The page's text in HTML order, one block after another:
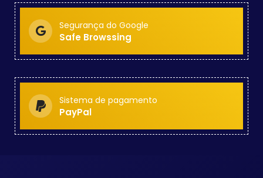
Segurança do Google
Safe Browssing
Sistema de pagamento
PayPal